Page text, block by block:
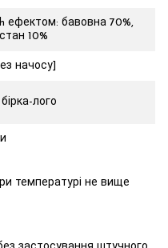
ефектом: бавовна 70%,
10%
начосу]
лого
температурі не вище